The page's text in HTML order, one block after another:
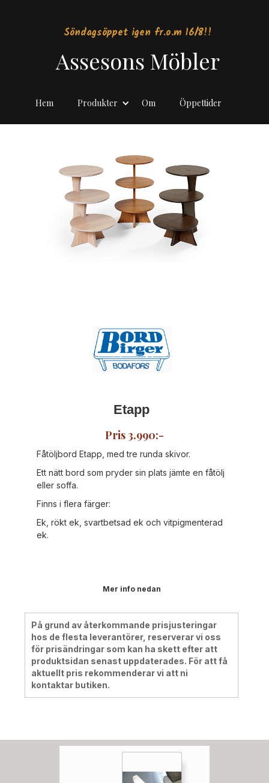
Söndagsöppet igen fr.o.m 16/8!!
Assesons Möbler
Hem Produkter Om Öppettider
Etapp
Pris 3.990:-
Fåtöljbord Etapp, med tre runda skivor.
Ett nätt bord som pryder sin plats jämte en fåtölj
eller soffa.
Finns i flera färger:
Ek, rökt ek, svartbetsad ek och vitpigmenterad
ek.
Mer info nedan
På grund av återkommande prisjusteringar
hos de flesta leverantörer, reserverar vi oss
för prisändringar som kan ha skett efter att
produktsidan senast uppdaterades. För att få
aktuellt pris rekommenderar vi att ni
kontaktar butiken.